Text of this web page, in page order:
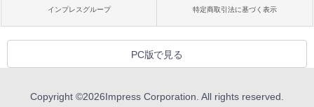
インプレスグループ 特定商取引法に基づく表示
PC版で見る
Copyright ©2026Impress Corporation. All rights reserved.